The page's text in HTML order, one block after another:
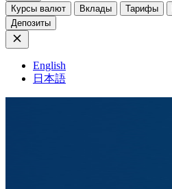
Курсы валют
Вклады Тарифы
Депозиты
English
日本語